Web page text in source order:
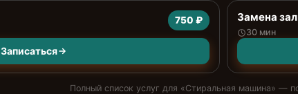
750 ₽
Записаться
Замена
30 мин
Полный список услуг для «Стиральная машина» —